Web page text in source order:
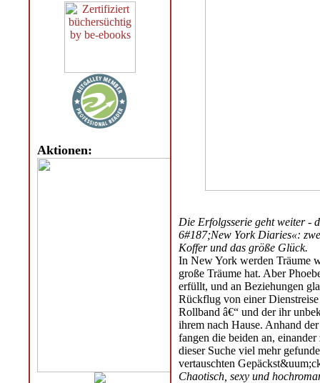
Aktionen:
Die Erfolgsserie geht weiter -
6#187;New York Diaries«:
Koffer und das größe Glück.
In New York werden Träume
große Träume hat. Aber
erfüllt, und an Beziehungen
Rückflug von einer
Rollband â€“ und der ihr
ihrem nach Hause. Anhand
fangen die beiden an,
dieser Suche viel mehr
vertauschten
Chaotisch, sexy und